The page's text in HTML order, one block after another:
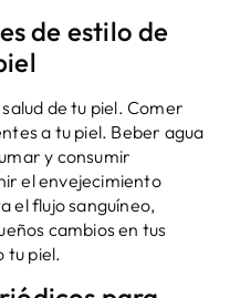
de estilo de
de tu piel. Comer
a tu piel. Beber agua
y consumir
el envejecimiento
el flujo sanguíneo,
cambios en tus
tu piel.